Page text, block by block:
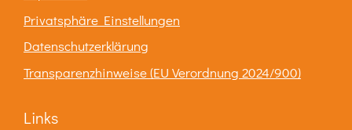
Privatsphäre Einstellungen
Datenschutzerklärung
Transparenzhinweise (EU Verordnung 2024/900)
Links